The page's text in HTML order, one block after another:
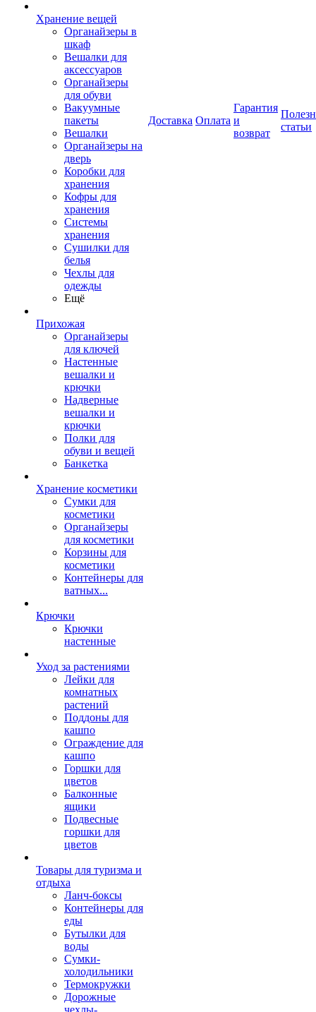
Хранение вещей
Органайзеры в
шкаф
Вешалки для
аксессуаров
Органайзеры
для обуви
Вакуумные
пакеты
Вешалки
Органайзеры на
дверь
Коробки для
хранения
Кофры для
хранения
Системы
хранения
Сушилки для
белья
Чехлы для
одежды
Ещё
Прихожая
Органайзеры
для ключей
Настенные
вешалки и
крючки
Надверные
вешалки и
крючки
Полки для
обуви и вещей
Банкетка
Хранение косметики
Сумки для
косметики
Органайзеры
для косметики
Корзины для
косметики
Контейнеры для
ватных...
Крючки
Крючки
настенные
Уход за растениями
Лейки для
комнатных
растений
Поддоны для
кашпо
Ограждение для
кашпо
Горшки для
цветов
Балконные
ящики
Подвесные
горшки для
цветов
Товары для туризма и
отдыха
Ланч-боксы
Контейнеры для
еды
Бутылки для
воды
Сумки-
холодильники
Термокружки
Дорожные
чехлы-
Доставка Оплата
Гарантия
и
возврат
статьи